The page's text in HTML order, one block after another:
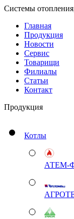
Системы
Главная
Продукция
Новости
Сервис
Товарищи
Филиалы
Статьи
Контакт
Продукция
Котлы
АТЕМ-